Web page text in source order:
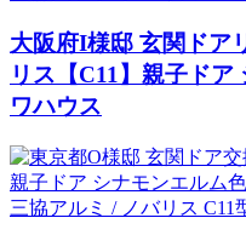
大阪府I様邸 玄関ドア
リス【C11】親子ドア
ワハウス
三協アルミ / ノバリス C11